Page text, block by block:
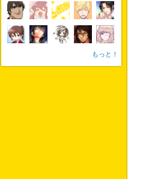
もっと！